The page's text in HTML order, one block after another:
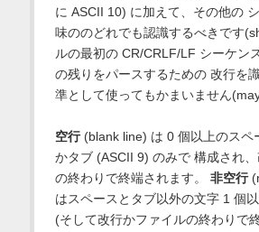
に ASCII 10) に加えて、その他の
味ののどれでも認識するべきです
ルの最初の CR/CRLF/LF シーケン
の残りをパースするための 改行を
準として使ってもかまいません
空行(blank line) は 0 個以上のスペ
かタブ (ASCII 9) のみで 構成され
の終わりで終端されます。 非空行
はスペースとタブ以外の文字 1 個
(そして改行かファイルの終わりで